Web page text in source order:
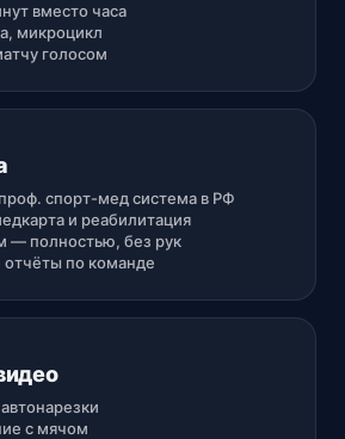
вместо часа
микроцикл
голосом
спорт-мед система в РФ
и реабилитация
— полностью, без рук
по команде
с мячом